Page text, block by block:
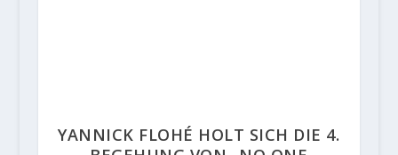
YANNICK FLOHÉ HOLT SICH DIE 4.